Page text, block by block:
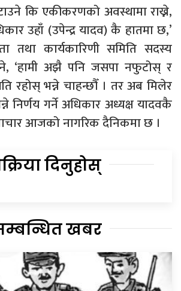
कि एकीकरणको अवस्थामा राख्ने,
उहाँ (उपेन्द्र यादव) कै हातमा छ,’
तथा कार्यकारिणी समिति सदस्य
‘हामी अझै पनि जसपा नफुटोस् र
रहोस् भन्ने चाहन्छौँ । तर अब मिलेर
निर्णय गर्ने अधिकार अध्यक्ष यादवकै
आजको नागरिक दैनिकमा छ ।
दिनुहोस्
खबर